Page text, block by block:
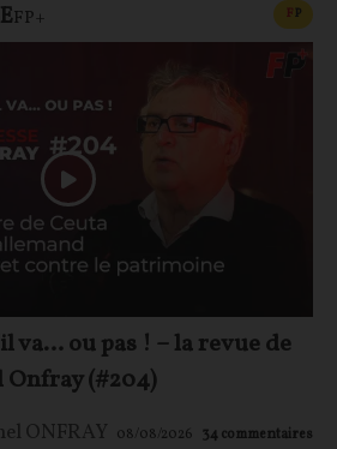
FP+ FP
va… ou pas ! – la revue de
Onfray (#204)
ONFRAY 08/08/2026 34commentaires